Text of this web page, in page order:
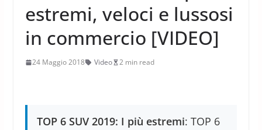
estremi, veloci e lussosi
in commercio [VIDEO]
24 Maggio 2018 Video 2 min read
TOP 6 SUV 2019: I più estremi: TOP 6